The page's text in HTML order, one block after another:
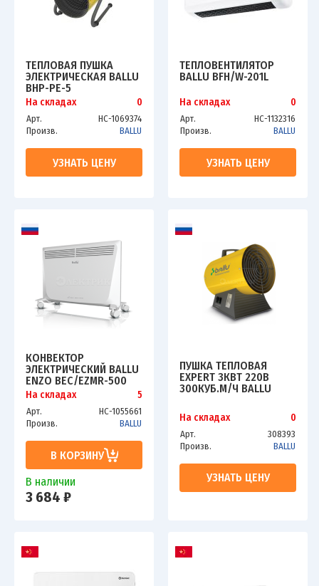
ТЕПЛОВАЯ ПУШКА
ЭЛЕКТРИЧЕСКАЯ BALLU
BHP-PE-5
На складах 0
Арт.
НС-1069374
Произв.
BALLU
УЗНАТЬ ЦЕНУ
ТЕПЛОВЕНТИЛЯТОР
BALLU BFH/W-201L
На складах 0
Арт.
НС-1132316
Произв.
BALLU
УЗНАТЬ ЦЕНУ
КОНВЕКТОР
ЭЛЕКТРИЧЕСКИЙ BALLU
ENZO BEC/EZMR-500
На складах 5
Арт.
НС-1055661
Произв.
BALLU
В КОРЗИНУ
В наличии
3 684 ₽
ПУШКА ТЕПЛОВАЯ
EXPERT 3КВТ 220В
300КУБ.М/Ч BALLU
На складах 0
Арт.
308393
Произв.
BALLU
УЗНАТЬ ЦЕНУ